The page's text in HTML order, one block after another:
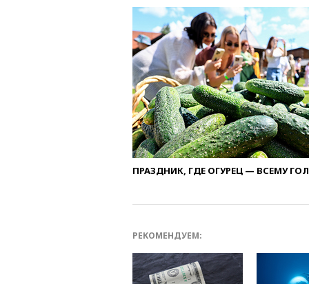
ПРАЗДНИК, ГДЕ ОГУРЕЦ — ВСЕМУ
РЕКОМЕНДУЕМ: